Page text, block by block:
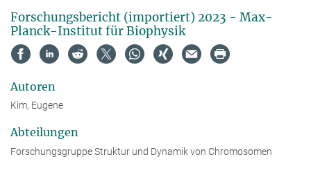
Forschungsbericht (importiert) 2023 - Max-
Planck-Institut für Biophysik
Autoren
Kim, Eugene
Abteilungen
Forschungsgruppe Struktur und Dynamik von Chromosomen